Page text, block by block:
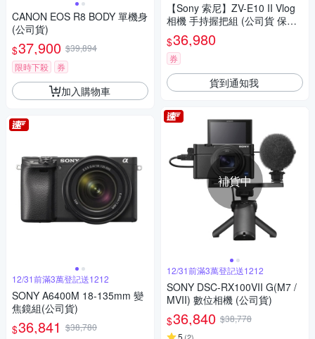
CANON EOS R8 BODY 單機身
(公司貨)
$37,900 $39,894
限時下殺
券
加入購物車
12/31前滿3萬登記送1212
SONY A6400M 18-135mm 變
焦鏡組(公司貨)
$36,841 $38,780
【Sony 索尼】ZV-E10 II Vlog
相機 手持握把組 (公司貨 保固1
8+6個月)
$36,980
券
貨到通知我
補貨中
12/31前滿3萬登記送1212
SONY DSC-RX100VII G(M7 /
MVII) 數位相機 (公司貨)
$36,840 $38,778